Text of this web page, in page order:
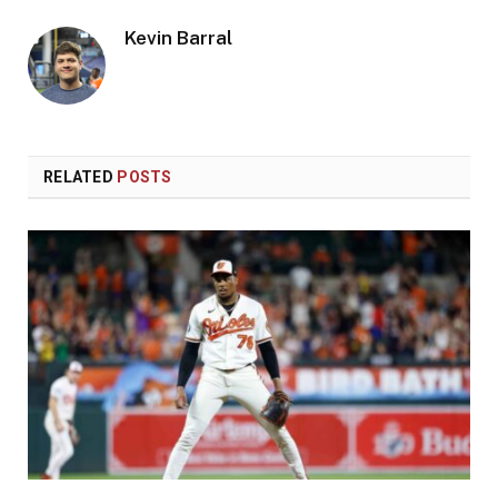
Kevin Barral
RELATED POSTS